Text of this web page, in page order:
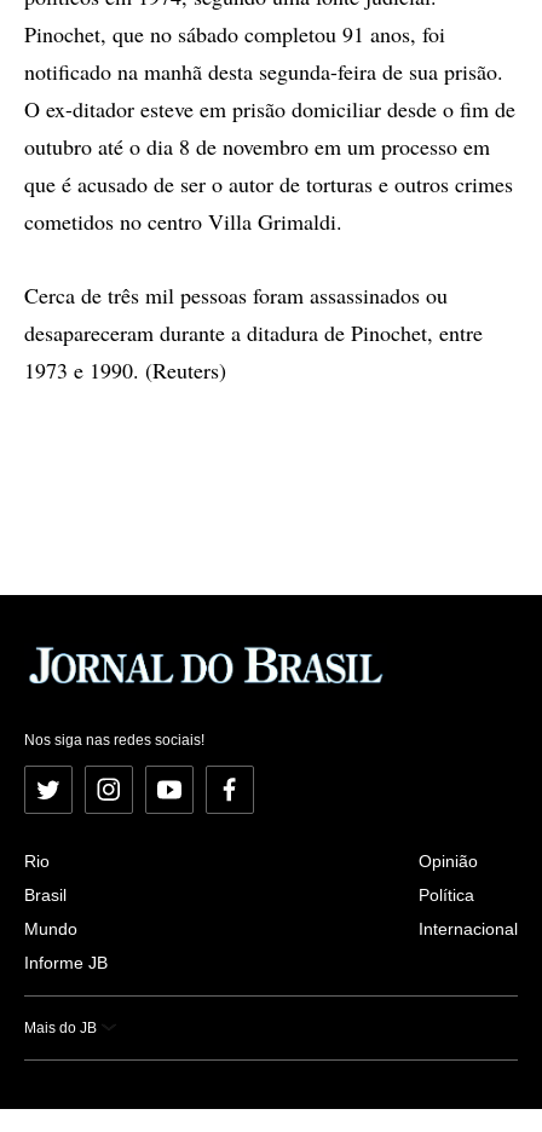
Pinochet, que no sábado completou 91 anos, foi
notificado na manhã desta segunda-feira de sua prisão.
O ex-ditador esteve em prisão domiciliar desde o fim de
outubro até o dia 8 de novembro em um processo em
que é acusado de ser o autor de torturas e outros crimes
cometidos no centro Villa Grimaldi.
Cerca de três mil pessoas foram assassinados ou
desapareceram durante a ditadura de Pinochet, entre
1973 e 1990. (Reuters)
Nos siga nas redes sociais!
Twitter InstagramYouTubeFacebook
Rio
Brasil
Mundo
Informe JB
Opinião
Política
Internacional
Mais do JB
Esportes